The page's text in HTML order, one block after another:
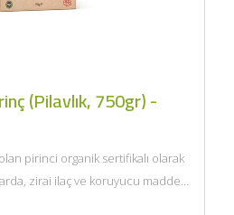
(Pilavlık, 750gr) -
pirinci organik sertifikalı olarak